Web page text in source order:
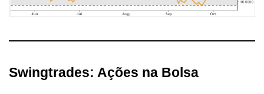
Swingtrades: Ações na Bolsa